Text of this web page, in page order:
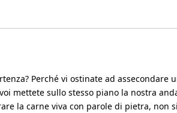
Perché vi ostinate ad
mettete sullo stesso piano la nostra
la carne viva con parole di pietra, non